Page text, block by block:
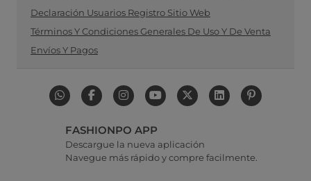
Declaración Usuarios Registro Sitio Web
Términos Y Condiciones Generales De Uso Y De Venta
Envíos Y Pagos
FASHIONPO APP
Descargue la nueva aplicación
Navegue más rápido y compre facilmente.